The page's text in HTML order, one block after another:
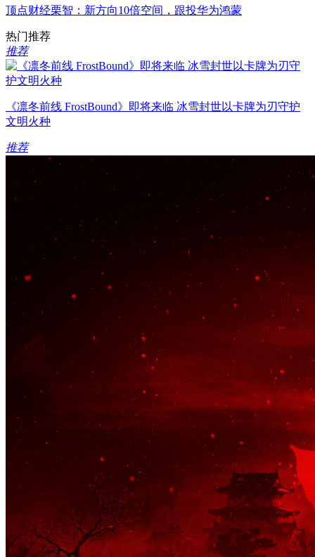
顶点财经栗智：新方向10倍空间，跟投华为鸿蒙
热门推荐
推荐
《凛冬前线 FrostBound》即将来临 冰雪封世以卡牌为刃守护
文明火种
推荐